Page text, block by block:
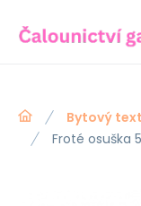
Bytový
Froté osuška